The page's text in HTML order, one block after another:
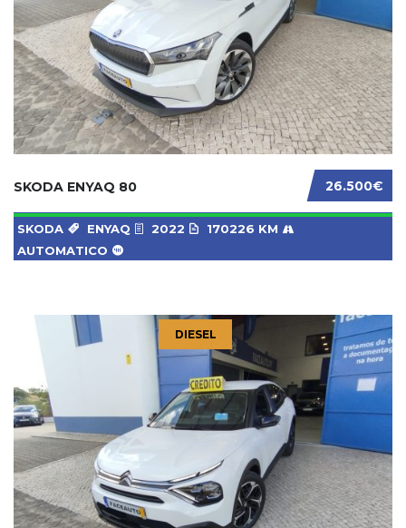
26.500€
SKODA ENYAQ 80
SKODA ENYAQ 2022
170226 KM
AUTOMATICO
DIESEL